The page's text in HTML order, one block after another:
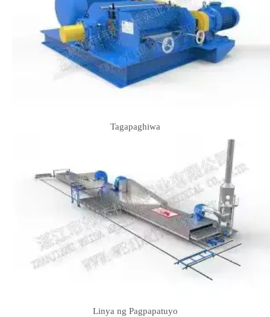
Tagapaghiwa
Linya ng Pagpapatuyo